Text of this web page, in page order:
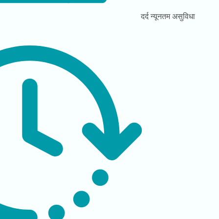
दर्द न्यूनतम असुविधा